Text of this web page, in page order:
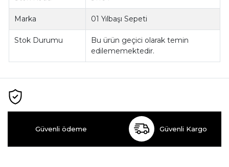
Marka 01 Yılbaşı Sepeti
Stok Durumu
Bu ürün geçici olarak temin
edilememektedir.
Güvenli ödeme Güvenli Kargo